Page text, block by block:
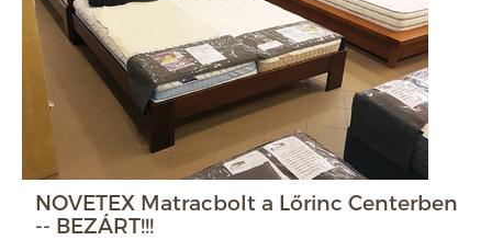
NOVETEX Matracbolt a Lőrinc Centerben
-- BEZÁRT!!!